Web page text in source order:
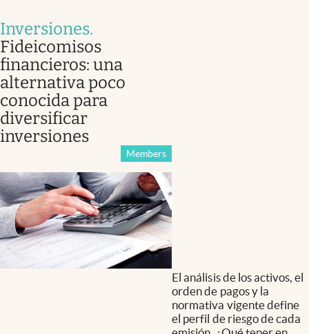
Inversiones.
Fideicomisos
financieros: una
alternativa poco
conocida para
diversificar
inversiones
Members
El análisis de los activos, el
orden de pagos y la
normativa vigente define
el perfil de riesgo de cada